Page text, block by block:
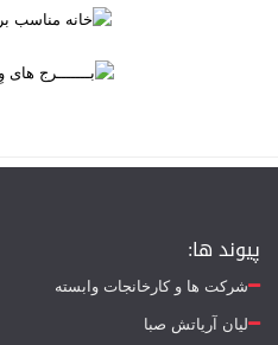
پیوند ها:
شرکت ها و کارخانجات وابسته
لیان آریاتش صبا